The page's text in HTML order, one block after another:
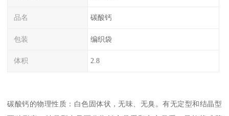
品名 碳酸钙
包装 编织袋
体积 2.8
碳酸钙的物理性质：白色固体状，无味、无臭。有无定型和结晶型